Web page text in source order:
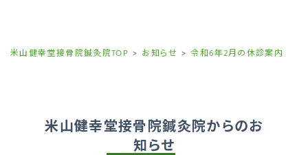
米山健幸堂接骨院鍼灸院TOP お知らせ 令和6年2月の休診案内
米山健幸堂接骨院鍼灸院からのお
知らせ